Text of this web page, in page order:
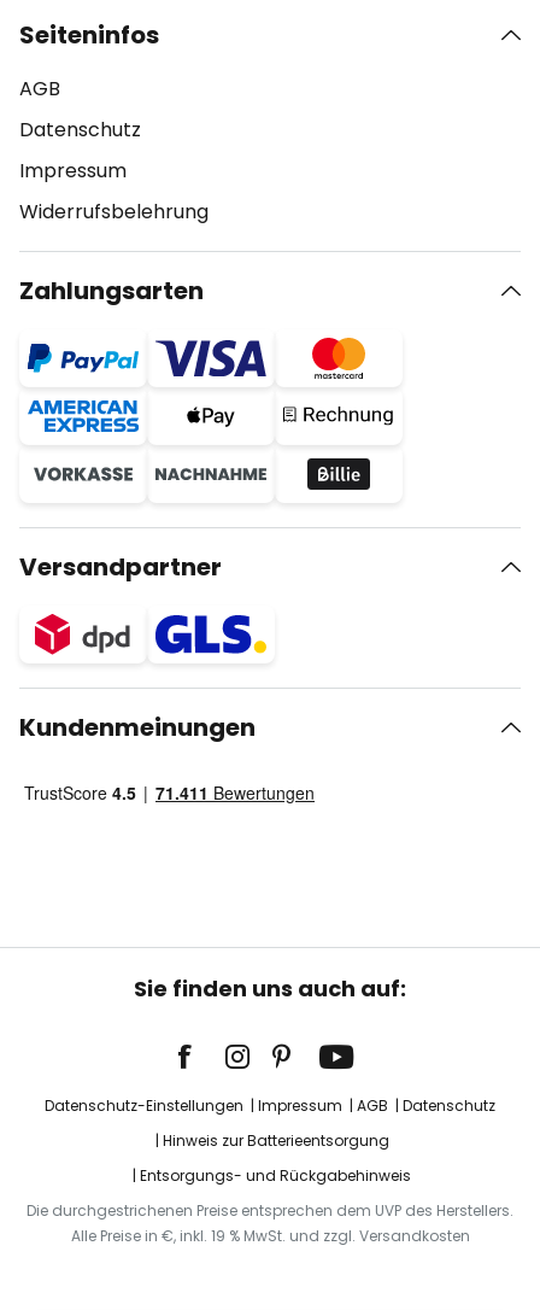
Seiteninfos
AGB
Datenschutz
Impressum
Widerrufsbelehrung
Zahlungsarten
Versandpartner
Kundenmeinungen
Sie finden uns auch auf:
Datenschutz-Einstellungen Impressum AGB
Datenschutz
Hinweis zur Batterieentsorgung
Entsorgungs- und Rückgabehinweis
Die durchgestrichenen Preise entsprechen dem UVP des Herstellers.
Alle Preise in €, inkl. 19 % MwSt. und zzgl. Versandkosten